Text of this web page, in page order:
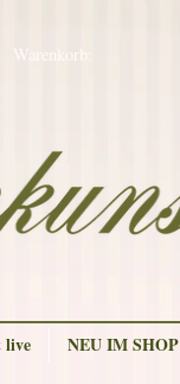
Warenkorb:
live NEU IM SHOP